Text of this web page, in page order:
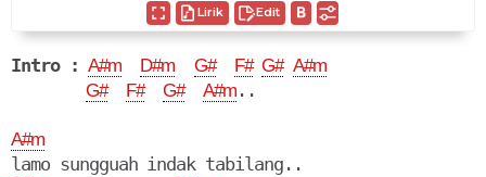
Lirik Edit
Intro : A#m D#m G# F# G# A#m
G#
F# G# A#m ..
A#m